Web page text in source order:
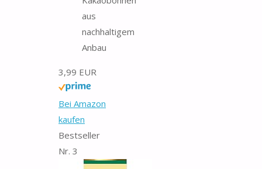
aus
nachhaltigem
Anbau
3,99 EUR
Bei Amazon
kaufen
Bestseller
Nr. 3